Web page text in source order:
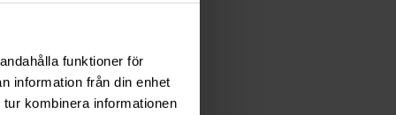
funktioner för
information från din enhet
kombinera informationen